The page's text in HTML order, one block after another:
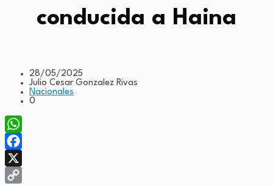
conducida a Haina
28/05/2025
Julio Cesar Gonzalez Rivas
Nacionales
0
WhatsApp
Facebook
X